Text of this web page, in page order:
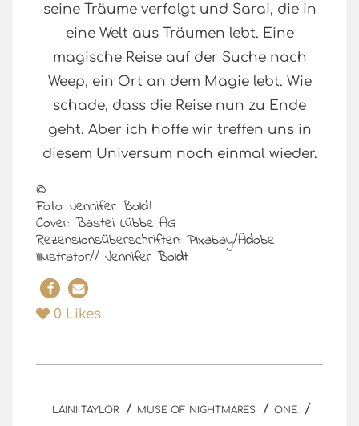
seine Träume verfolgt und Sarai, die in
eine Welt aus Träumen lebt. Eine
magische Reise auf der Suche nach
Weep, ein Ort an dem Magie lebt. Wie
schade, dass die Reise nun zu Ende
geht. Aber ich hoffe wir treffen uns in
diesem Universum noch einmal wieder.
©
Foto: Jennifer Boldt
Cover: Bastei Lübbe AG
Rezensionsüberschriften: Pixabay/Adobe
Illustrator// Jennifer Boldt
0 Likes
LAINI TAYLOR / MUSE OF NIGHTMARES / ONE /